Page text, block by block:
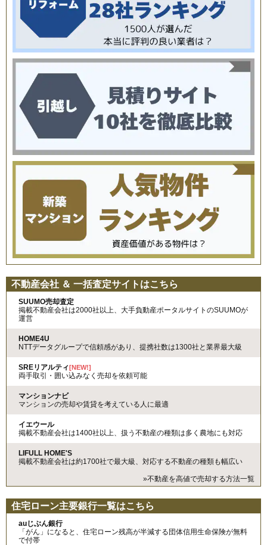
不動産会社 ＆ 一括査定サイトはこちら
SUUMO売却査定
掲載不動産会社は2000社以上、大手負動産ポータルサイトのSUUMOが
運営
HOME4U
NTTデータグループで信頼感があり、提携社数は1300社と業界最大級
SREリアルティ[NEW!]
両手取引・囲い込みなく売却を依頼可能
マンションナビ
マンションの売却や賃貸を考えている人に最適
イエウール
掲載不動産会社は1400社以上、扱う不動産の種類は多く農地にも対応
LIFULL HOME'S
掲載不動産会社は約1700社で最大級、対応する不動産の種類も幅広い
»不動産を高値で売却する方法一覧
住宅ローン主要銀行一覧はこちら
auじぶん銀行
「がん」になると、住宅ローン残高が半減する団体信用生命保険が無料
で付帯